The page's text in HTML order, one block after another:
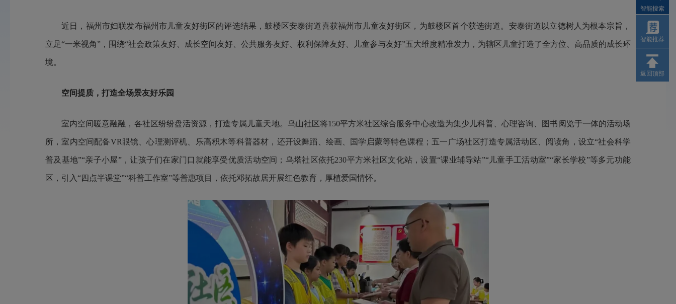
近日，福州市妇联发布福州市儿童友好街区的评选结果，鼓楼区安泰街道喜获福州市儿童友好街区，为鼓楼区首个获选街道。安泰街道以立德树人为根本宗旨，
立足“一米视角”，围绕“社会政策友好、成长空间友好、公共服务友好、权利保障友好、儿童参与友好”五大维度精准发力，为辖区儿童打造了全方位、高品质的成长环
境。
空间提质，打造全场景友好乐园
室内空间暖意融融，各社区纷纷盘活资源，打造专属儿童天地。乌山社区将150平方米社区综合服务中心改造为集少儿科普、心理咨询、图书阅览于一体的活动场
所，室内空间配备VR眼镜、心理测评机、乐高积木等科普器材，还开设舞蹈、绘画、国学启蒙等特色课程；五一广场社区打造专属活动区、阅读角，设立“社会科学
普及基地”“亲子小屋”，让孩子们在家门口就能享受优质活动空间；乌塔社区依托230平方米社区文化站，设置“课业辅导站”“儿童手工活动室”“家长学校”等多元功能
区，引入“四点半课堂”“科普工作室”等普惠项目，依托邓拓故居开展红色教育，厚植爱国情怀。
智能搜索
智能推荐
返回顶部